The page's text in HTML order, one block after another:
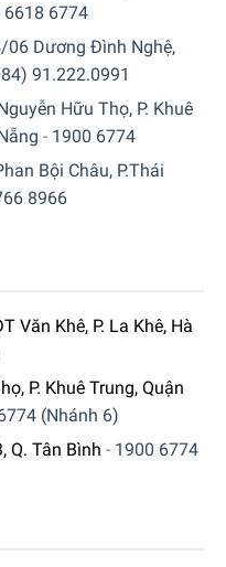
lực”
6618 6774
06 Dương Đình Nghệ,
91.222.0991
Hữu Thọ, P. Khuê
- 1900 6774
Bội Châu, P.Thái
8966
Văn Khê, P. La Khê, Hà
P. Khuê Trung, Quận
(Nhánh 6)
Q. Tân Bình - 1900 6774